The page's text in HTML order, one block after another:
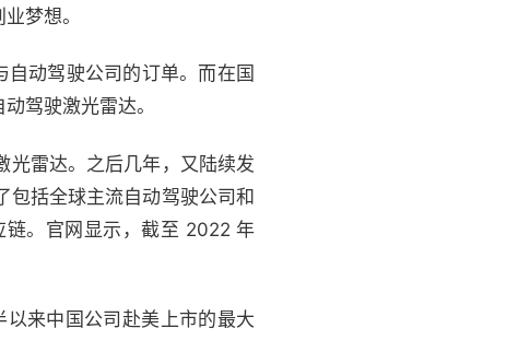
梦想。
动驾驶公司的订单。而在国
驾驶激光雷达。
光雷达。之后几年，又陆续发
括全球主流自动驾驶公司和
链。官网显示，截至 2022 年
来中国公司赴美上市的最大